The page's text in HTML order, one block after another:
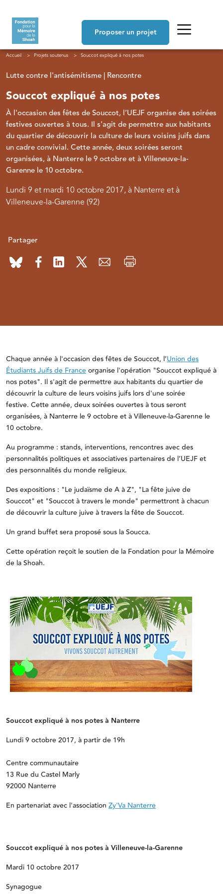
Proposer un projet
Fil d'Ariane
Accueil Projets soutenus Souccot expliqué à nos potes
Lutte contre l'antisémitisme | Rencontre
Souccot expliqué à nos potes
À l'occasion des fêtes de Souccot, l’UEJF organise des soirées
festives ouvertes à tous. Il s'agit de permettre aux habitants
du quartier de découvrir la culture de leurs voisins juifs dans
un cadre convivial. Cette année, deux soirées seront
organisées, à Nanterre le 9 octobre et à Villeneuve-la-
Garenne le 10 octobre.
Lundi 9 et mardi 10 octobre 2017, à Nanterre et à
Villeneuve-la-Garenne (92)
Partager
Chaque année à l'occasion des fêtes de Souccot, l’Union des
Étudiants Juifs de Franceorganise l'opération "Souccot expliqué à
nos potes". Il s'agit de permettre aux habitants du quartier de
découvrir la culture de leurs voisins juifs lors d'une soirée
festive. Cette année, deux soirées ouvertes à tous seront
organisées, à Nanterre le 9 octobre et à Villeneuve-la-Garenne le
10 octobre.
Au programme : stands, interventions, rencontres avec des
personnalités politiques et associatives partenaires de l’UEJF et
des personnalités du monde religieux.
Des expositions : "Le judaïsme de A à Z", "La fête juive de
Souccot" et "Souccot à travers le monde" permettront à chacun
de découvrir la culture juive à travers la fête de Souccot.
Un grand buffet sera proposé sous la Soucca.
Cette opération reçoit le soutien de la Fondation pour la Mémoire
de la Shoah.
Souccot expliqué à nos potes à Nanterre
Lundi 9 octobre 2017, à partir de 19h
Centre communautaire
13 Rue du Castel Marly
92000 Nanterre
En partenariat avec l'association Zy'Va Nanterre
Souccot expliqué à nos potes à Villeneuve-la-Garenne
Mardi 10 octobre 2017
Synagogue